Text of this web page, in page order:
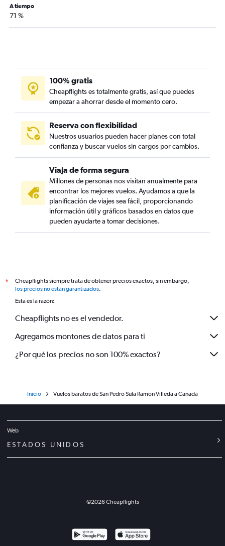
A tiempo
71 %
100% gratis
Cheapflights es totalmente gratis, así que puedes
empezar a ahorrar desde el momento cero.
Reserva con flexibilidad
Nuestros usuarios pueden hacer planes con total
confianza y buscar vuelos sin cargos por cambios.
Viaja de forma segura
Millones de personas nos visitan anualmente para
encontrar los mejores vuelos. Ayudamos a que la
planificación de viajes sea fácil, proporcionando
información útil y gráficos basados en datos que
pueden ayudarte a tomar decisiones.
*
Cheapflights siempre trata de obtener precios exactos, sin embargo,
los precios no están garantizados.
Esta es la razón:
Cheapflights no es el vendedor.
Agregamos montones de datos para ti
¿Por qué los precios no son 100% exactos?
Inicio Vuelos baratos de San Pedro Sula Ramon Villeda a Canadá
Web
ESTADOS UNIDOS
©2026Cheapflights